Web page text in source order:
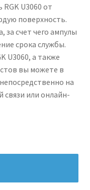
U3060 от
поверхность.
за счет чего ампулы
срока службы.
U3060, а также
вы можете в
на
или онлайн-